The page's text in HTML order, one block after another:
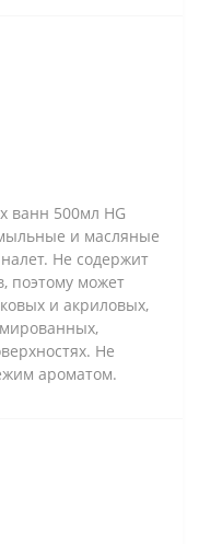
ванн 500мл HG
и масляные
Не содержит
поэтому может
и акриловых,
Не
ароматом.